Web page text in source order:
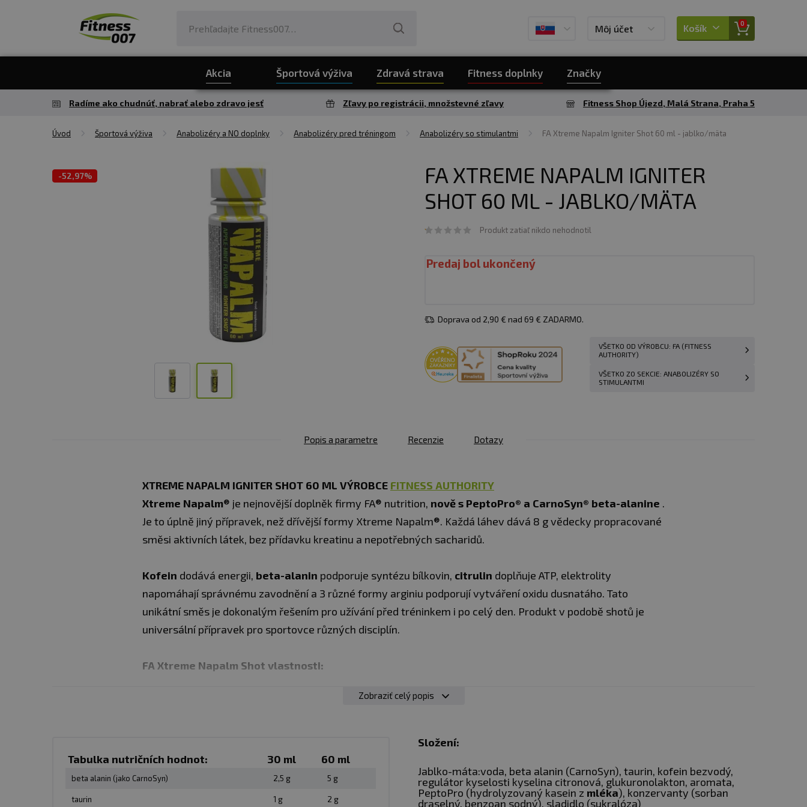
Môj účet Košík 0
Akcia Športová výživa Zdravá strava Fitness doplnky Značky
Radíme ako chudnúť, nabrať alebo zdravo jesť Zľavy po registrácii, množstevné zľavy Fitness Shop Újezd, Malá Strana, Praha 5
Úvod Športová výživa Anabolizéry a NO doplnky Anabolizéry pred tréningom Anabolizéry so stimulantmi FA Xtreme Napalm Igniter Shot 60 ml - jablko/mäta
-52,97%
FA XTREME NAPALM IGNITER
SHOT 60 ML - JABLKO/MÄTA
Produkt zatiaľ nikdo nehodnotil
Predaj bol ukončený
Doprava od 2,90 € nad 69 € ZADARMO.
VŠETKO OD VÝROBCU: FA (FITNESS
AUTHORITY)
VŠETKO ZO SEKCIE: ANABOLIZÉRY SO
STIMULANTMI
Popis a parametre Recenzie Dotazy
XTREME NAPALM IGNITER SHOT 60 ML VÝROBCE FITNESS AUTHORITY
Xtreme Napalm® je nejnovější doplněk firmy FA® nutrition, nově s PeptoPro® a CarnoSyn® beta-alanine .
Je to úplně jiný přípravek, než dřívější formy Xtreme Napalm®. Každá láhev dává 8 g vědecky propracované
směsi aktivních látek, bez přídavku kreatinu a nepotřebných sacharidů.
Kofein dodává energii, beta-alanin podporuje syntézu bílkovin, citrulin doplňuje ATP, elektrolity
napomáhají správnému zavodnění a 3 různé formy arginiu podporují vytváření oxidu dusnatáho. Tato
unikátní směs je dokonalým řešením pro užívání před tréninkem i po celý den. Produkt v podobě shotů je
universální přípravek pro sportovce různých disciplín.
FA Xtreme Napalm Shot vlastnosti:
Mohutná dávka energie.
Zobraziť celý popis
Tabulka nutričních hodnot: 30 ml 60 ml
beta alanin (jako CarnoSyn) 2,5 g 5 g
taurin 1 g 2 g
Složení:
Jablko-máta:voda, beta alanin (CarnoSyn), taurin, kofein bezvodý,
regulátor kyselosti kyselina citronová, glukuronolakton, aromata,
PeptoPro (hydrolyzovaný kasein z mléka), konzervanty (sorban
draselný, benzoan sodný), sladidlo (sukralóza)